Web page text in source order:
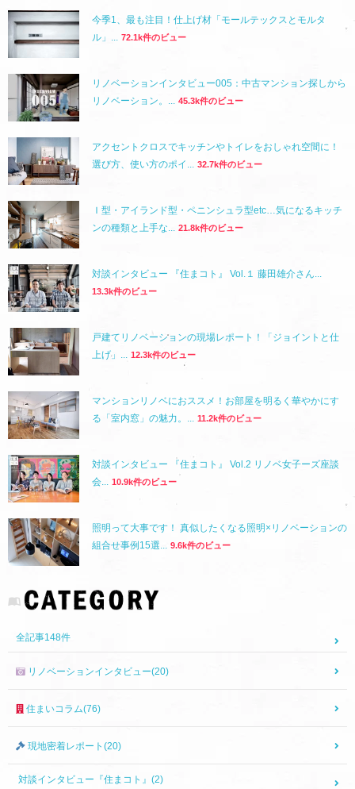
今季1、最も注目！仕上げ材「モールテックスとモルタ
ル」...
72.1k件のビュー
リノベーションインタビュー005：中古マンション探しから
リノベーション。...
45.3k件のビュー
アクセントクロスでキッチンやトイレをおしゃれ空間に！
選び方、使い方のポイ...
32.7k件のビュー
Ｉ型・アイランド型・ペニンシュラ型etc…気になるキッチ
ンの種類と上手な...
21.8k件のビュー
対談インタビュー 『住まコト』 Vol.１ 藤田雄介さん...
13.3k件のビュー
戸建てリノベーションの現場レポート！「ジョイントと仕
上げ」...
12.3k件のビュー
マンションリノベにおススメ！お部屋を明るく華やかにす
る「室内窓」の魅力。...
11.2k件のビュー
対談インタビュー 『住まコト』 Vol.2 リノベ女子ーズ座談
会...
10.9k件のビュー
照明って大事です！ 真似したくなる照明×リノベーションの
組合せ事例15選...
9.6k件のビュー
全記事148件
リノベーションインタビュー(20)
住まいコラム(76)
現地密着レポート(20)
対談インタビュー『住まコト』(2)